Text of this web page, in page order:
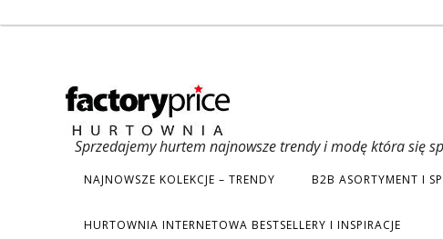
Sprzedajemy hurtem najnowsze trendy i modę która się
NAJNOWSZE KOLEKCJE – TRENDY B2B ASORTYMENT I
HURTOWNIA INTERNETOWA BESTSELLERY I INSPIRACJE